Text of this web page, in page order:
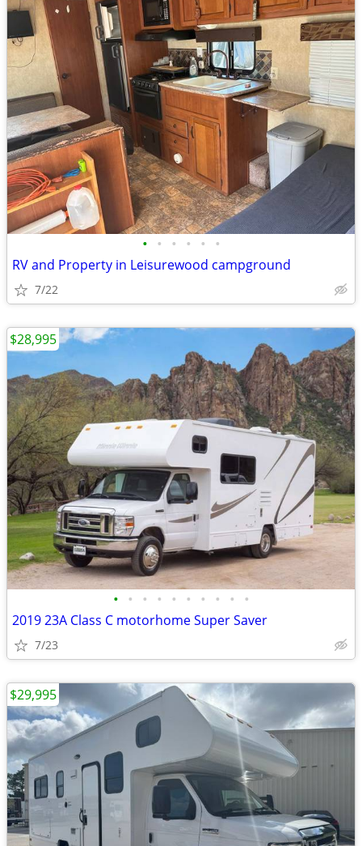
• • • • • •
RV and Property in Leisurewood campground
7/22
• • • • • • • • • •
2019 23A Class C motorhome Super Saver
7/23
$28,995
$29,995